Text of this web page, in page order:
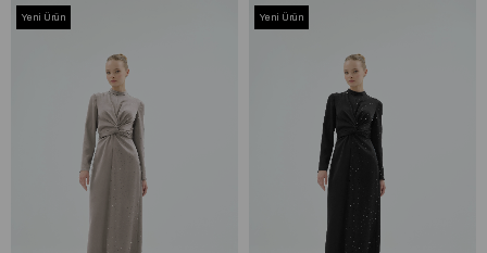
Yeni Ürün Yeni Ürün